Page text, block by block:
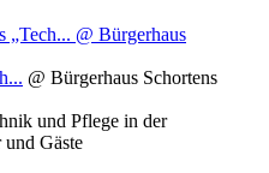
„Tech... @ Bürgerhaus
@ Bürgerhaus Schortens
und Pflege in der
Gäste